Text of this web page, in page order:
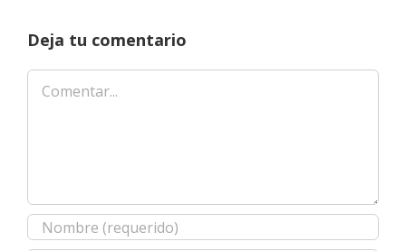
Deja tu comentario
Comentar